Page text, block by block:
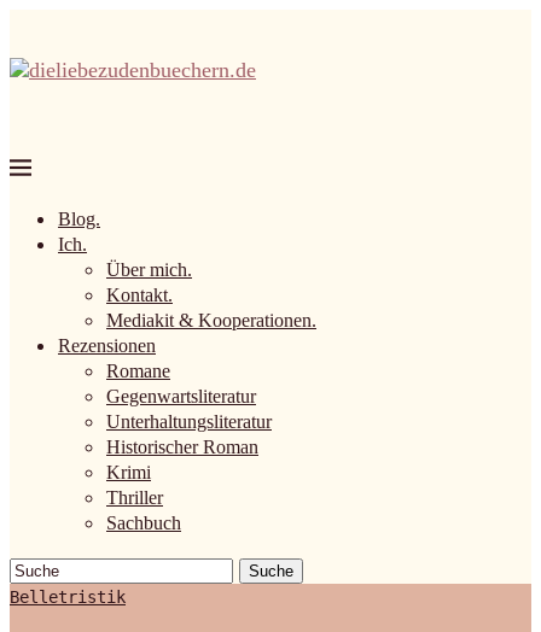
Blog.
Ich.
Über mich.
Kontakt.
Mediakit & Kooperationen.
Rezensionen
Romane
Gegenwartsliteratur
Unterhaltungsliteratur
Historischer Roman
Krimi
Thriller
Sachbuch
Suche
Belletristik